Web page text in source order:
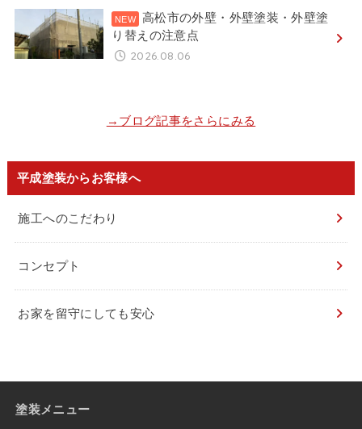
高松市の外壁・外壁塗装・外壁塗
り替えの注意点
2026.08.06
→ブログ記事をさらにみる
平成塗装からお客様へ
施工へのこだわり
コンセプト
お家を留守にしても安心
塗装メニュー